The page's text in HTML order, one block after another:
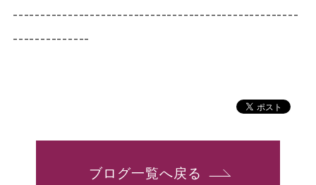
----------------------------------------------------
--------------
ブログ一覧へ戻る